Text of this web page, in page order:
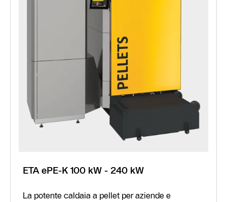
ETA ePE-K 100 kW - 240 kW
La potente caldaia a pellet per aziende e